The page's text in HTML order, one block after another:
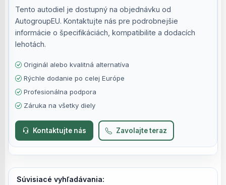
Tento autodiel je dostupný na objednávku od
AutogroupEU. Kontaktujte nás pre podrobnejšie
informácie o špecifikáciách, kompatibilite a dodacích
lehotách.
Originál alebo kvalitná alternatíva
Rýchle dodanie po celej Európe
Profesionálna podpora
Záruka na všetky diely
Kontaktujte nás Zavolajte teraz
Súvisiacé vyhľadávania: